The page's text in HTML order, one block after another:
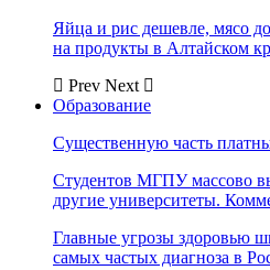
Яйца и рис дешевле, мясо
на продукты в Алтайском
Prev Next
Образование
Существенную часть
Студентов МГПУ массово
другие университеты.
Главные угрозы здоровью
самых частых диагноза в